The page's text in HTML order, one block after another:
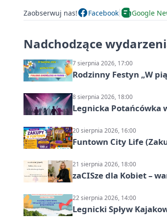
Zaobserwuj nas! Facebook Google
Nadchodzące
7 sierpnia 2026, 17:00
Rodzinny Festyn „W
8 sierpnia 2026, 18:00
Legnicka Potańcówka
20 sierpnia 2026, 16:00
Funtown City Life
21 sierpnia 2026, 18:00
zaCISze dla Kobiet –
22 sierpnia 2026, 14:00
Legnicki Spływ